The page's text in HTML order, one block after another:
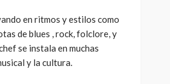
en ritmos y estilos como
de blues , rock, folclore, y
se instala en muchas
y la cultura.